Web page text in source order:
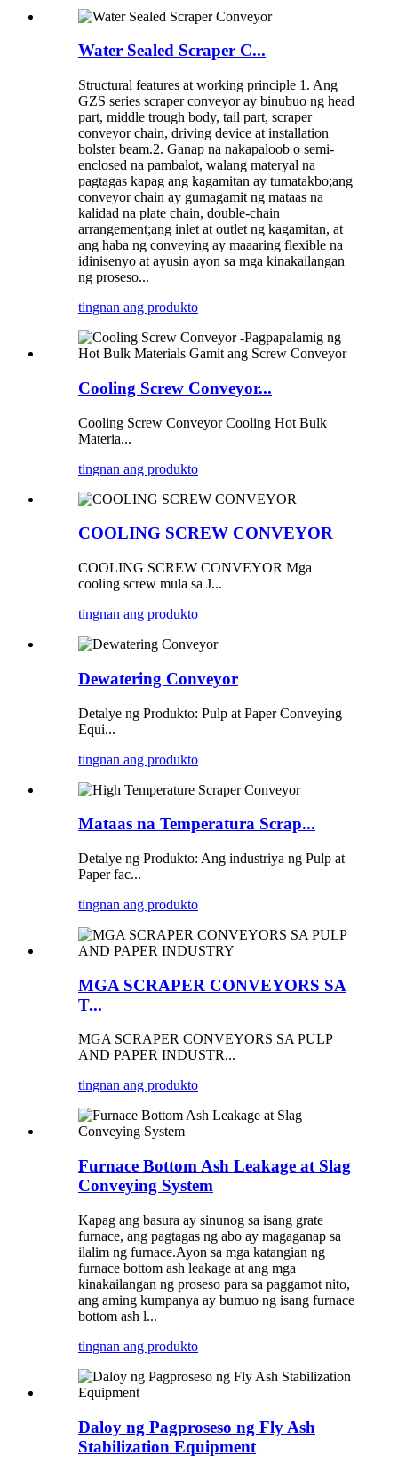
Water Sealed Scraper C...
Structural features at working principle 1. Ang
GZS series scraper conveyor ay binubuo ng head
part, middle trough body, tail part, scraper
conveyor chain, driving device at installation
bolster beam.2. Ganap na nakapaloob o semi-
enclosed na pambalot, walang materyal na
pagtagas kapag ang kagamitan ay tumatakbo;ang
conveyor chain ay gumagamit ng mataas na
kalidad na plate chain, double-chain
arrangement;ang inlet at outlet ng kagamitan, at
ang haba ng conveying ay maaaring flexible na
idinisenyo at ayusin ayon sa mga kinakailangan
ng proseso...
tingnan ang produkto
Cooling Screw Conveyor...
Cooling Screw Conveyor Cooling Hot Bulk
Materia...
tingnan ang produkto
COOLING SCREW CONVEYOR
COOLING SCREW CONVEYOR Mga
cooling screw mula sa J...
tingnan ang produkto
Dewatering Conveyor
Detalye ng Produkto: Pulp at Paper Conveying
Equi...
tingnan ang produkto
Mataas na Temperatura Scrap...
Detalye ng Produkto: Ang industriya ng Pulp at
Paper fac...
tingnan ang produkto
MGA SCRAPER CONVEYORS SA
T...
MGA SCRAPER CONVEYORS SA PULP
AND PAPER INDUSTR...
tingnan ang produkto
Furnace Bottom Ash Leakage at Slag
Conveying System
Kapag ang basura ay sinunog sa isang grate
furnace, ang pagtagas ng abo ay magaganap sa
ilalim ng furnace.Ayon sa mga katangian ng
furnace bottom ash leakage at ang mga
kinakailangan ng proseso para sa paggamot nito,
ang aming kumpanya ay bumuo ng isang furnace
bottom ash l...
tingnan ang produkto
Daloy ng Pagproseso ng Fly Ash
Stabilization Equipment